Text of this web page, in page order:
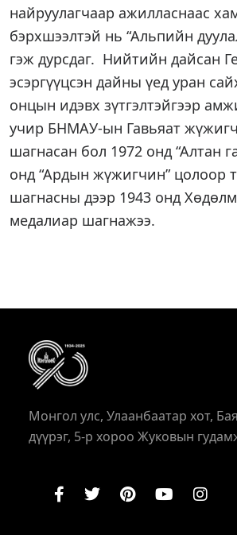
найруулагчаар ажилласнаас
бэрхшээлтэй нь “Альпийн
гэж дурсдаг. Нийтийн дайсан
эсэргүүцсэн дайны үед уран
онцын идэвх зүтгэлтэйгээр
учир БНМАУ-ын Гавьяат
шагнасан бол 1972 онд “Алтан
онд “Ардын жүжигчин” цолоор
шагнасны дээр 1943 онд
медалиар шагнажээ.
Монгол улс, Улаанбаатар хот,
дүүрэг, 5-р хороо Жуковын